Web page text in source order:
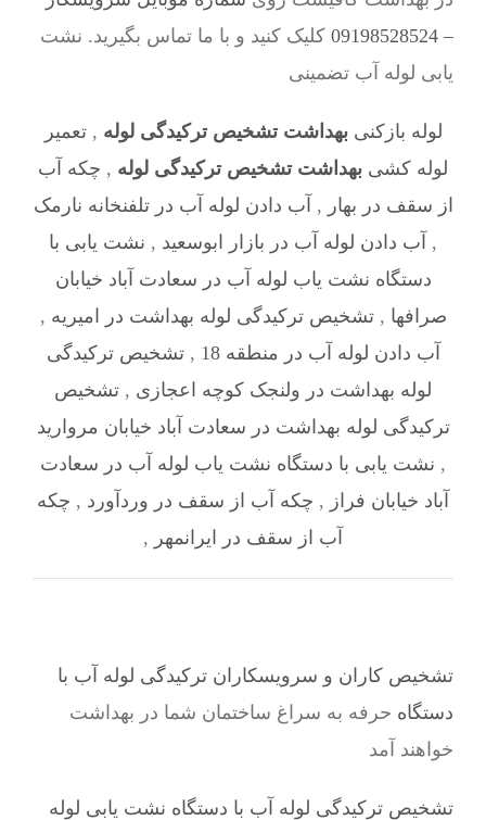
– 09198528524
کلیک کنید و با ما تماس بگیرید. نشت
یابی لوله آب تضمینی
لوله بازکنیبهداشت تشخیص ترکیدگی لوله ,تعمیر
لوله کشی بهداشت تشخیص ترکیدگی لوله , چکه آب
از سقف در بهار , آب دادن لوله آب در تلفنخانه نارمک
, آب دادن لوله آب در بازار ابوسعید , نشت یابی با
دستگاه نشت یاب لوله آب در سعادت آباد خیابان
صرافها ,تشخیص ترکیدگی لوله بهداشت در امیریه ,
آب دادن لوله آب در منطقه 18
,تشخیص ترکیدگی
لوله بهداشت در ولنجک کوچه اعجازی , تشخیص
ترکیدگی لوله بهداشت در سعادت آباد خیابان مروارید
, نشت یابی با دستگاه نشت یاب لوله آب در سعادت
آباد خیابان فراز , چکه آب از سقف در وردآورد , چکه
آب از سقف در ایرانمهر ,
تشخیص کاران و سرویسکاران ترکیدگی لوله آب با
دستگاه حرفه به سراغ ساختمان شما در بهداشت
خواهند آمد
تشخیص ترکیدگی لوله آب با دستگاه نشت یابی لوله